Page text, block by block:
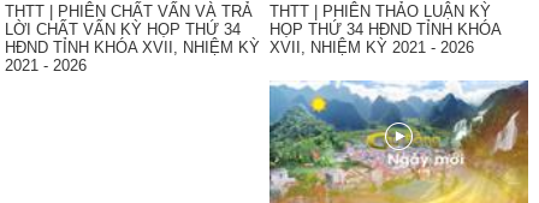
THTT | PHIÊN CHẤT VẤN VÀ TRẢ
LỜI CHẤT VẤN KỲ HỌP THỨ 34
HĐND TỈNH KHÓA XVII, NHIỆM KỲ
2021 - 2026
THTT | PHIÊN THẢO LUẬN KỲ
HỌP THỨ 34 HĐND TỈNH KHÓA
XVII, NHIỆM KỲ 2021 - 2026